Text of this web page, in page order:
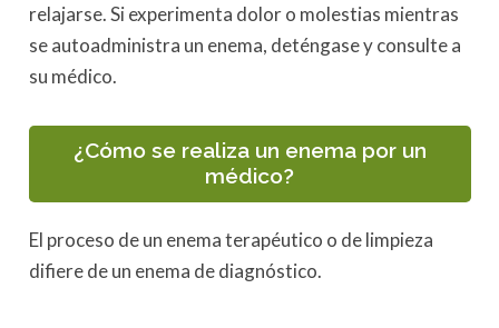
relajarse. Si experimenta dolor o molestias mientras
se autoadministra un enema, deténgase y consulte a
su médico.
¿Cómo se realiza un enema por un
médico?
El proceso de un enema terapéutico o de limpieza
difiere de un enema de diagnóstico.